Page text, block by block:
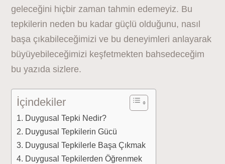
geleceğini hiçbir zaman tahmin edemeyiz. Bu
tepkilerin neden bu kadar güçlü olduğunu, nasıl
başa çıkabileceğimizi ve bu deneyimleri anlayarak
büyüyebileceğimizi keşfetmekten bahsedeceğim
bu yazıda sizlere.
İçindekiler
Duygusal Tepki Nedir?
Duygusal Tepkilerin Gücü
Duygusal Tepkilerle Başa Çıkmak
Duygusal Tepkilerden Öğrenmek